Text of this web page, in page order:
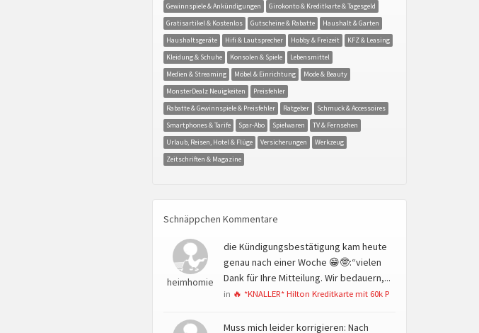
Gewinnspiele & Ankündigungen
Girokonto & Kreditkarte & Tagesgeld
Gratisartikel & Kostenlos
Gutscheine & Rabatte
Haushalt & Garten
Haushaltsgeräte
Hifi & Lautsprecher Hobby & Freizeit
KFZ & Leasing
Kleidung & Schuhe
Konsolen & Spiele
Lebensmittel
Medien & Streaming
Möbel & Einrichtung
Mode & Beauty
MonsterDealz Neuigkeiten
Preisfehler
Rabatte & Gewinnspiele & Preisfehler
Ratgeber
Schmuck & Accessoires
Smartphones & Tarife
Spar-Abo Spielwaren
TV & Fernsehen
Urlaub, Reisen, Hotel & Flüge
Versicherungen
Werkzeug
Zeitschriften & Magazine
Schnäppchen Kommentare
heimhomie
die Kündigungsbestätigung kam heute
genau nach einer Woche 😁🤓:“vielen
Dank für Ihre Mitteilung. Wir bedauern,...
in 🔥 *KNALLER* Hilton Kreditkarte mit 60k P
Muss mich leider korrigieren: Nach